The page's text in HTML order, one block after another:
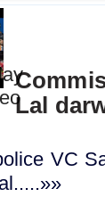
Lal
VC